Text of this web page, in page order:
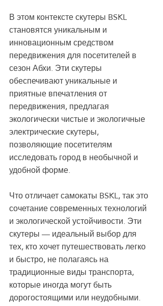
В этом контексте скутеры BSKL
становятся уникальным и
инновационным средством
передвижения для посетителей в
сезон Абхи. Эти скутеры
обеспечивают уникальные и
приятные впечатления от
передвижения, предлагая
экологически чистые и экологичные
электрические скутеры,
позволяющие посетителям
исследовать город в необычной и
удобной форме.
Что отличает самокаты BSKL, так это
сочетание современных технологий
и экологической устойчивости. Эти
скутеры — идеальный выбор для
тех, кто хочет путешествовать легко
и быстро, не полагаясь на
традиционные виды транспорта,
которые иногда могут быть
дорогостоящими или неудобными.